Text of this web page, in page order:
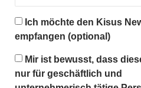
Ich möchte den Kisus
empfangen (optional)
Mir ist bewusst, dass
nur für geschäftlich und